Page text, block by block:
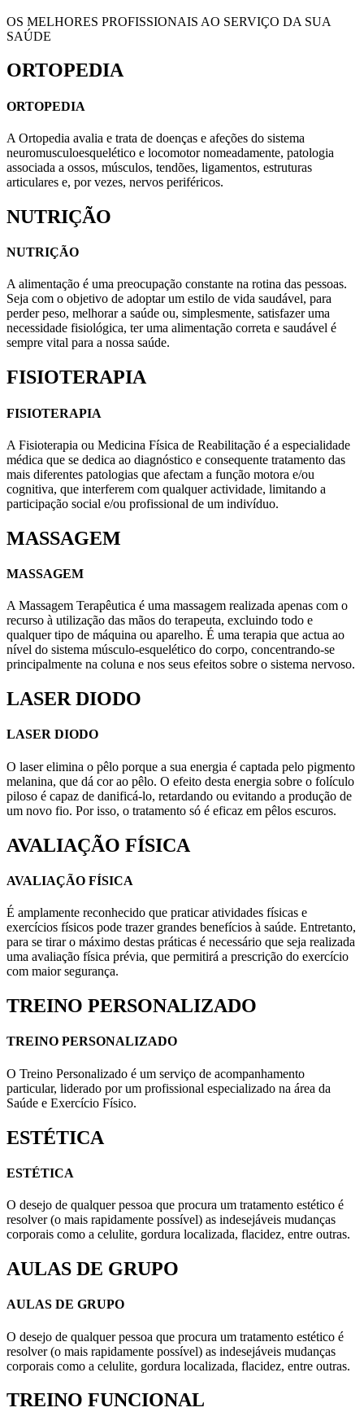
OS MELHORES PROFISSIONAIS AO SERVIÇO DA SUA
SAÚDE
ORTOPEDIA
ORTOPEDIA
A Ortopedia avalia e trata de doenças e afeções do sistema
neuromusculoesquelético e locomotor nomeadamente, patologia
associada a ossos, músculos, tendões, ligamentos, estruturas
articulares e, por vezes, nervos periféricos.
NUTRIÇÃO
NUTRIÇÃO
A alimentação é uma preocupação constante na rotina das pessoas.
Seja com o objetivo de adoptar um estilo de vida saudável, para
perder peso, melhorar a saúde ou, simplesmente, satisfazer uma
necessidade fisiológica, ter uma alimentação correta e saudável é
sempre vital para a nossa saúde.
FISIOTERAPIA
FISIOTERAPIA
A Fisioterapia ou Medicina Física de Reabilitação é a especialidade
médica que se dedica ao diagnóstico e consequente tratamento das
mais diferentes patologias que afectam a função motora e/ou
cognitiva, que interferem com qualquer actividade, limitando a
participação social e/ou profissional de um indivíduo.
MASSAGEM
MASSAGEM
A Massagem Terapêutica é uma massagem realizada apenas com o
recurso à utilização das mãos do terapeuta, excluindo todo e
qualquer tipo de máquina ou aparelho. É uma terapia que actua ao
nível do sistema músculo-esquelético do corpo, concentrando-se
principalmente na coluna e nos seus efeitos sobre o sistema nervoso.
LASER DIODO
LASER DIODO
O laser elimina o pêlo porque a sua energia é captada pelo pigmento
melanina, que dá cor ao pêlo. O efeito desta energia sobre o folículo
piloso é capaz de danificá-lo, retardando ou evitando a produção de
um novo fio. Por isso, o tratamento só é eficaz em pêlos escuros.
AVALIAÇÃO FÍSICA
AVALIAÇÃO FÍSICA
É amplamente reconhecido que praticar atividades físicas e
exercícios físicos pode trazer grandes benefícios à saúde. Entretanto,
para se tirar o máximo destas práticas é necessário que seja realizada
uma avaliação física prévia, que permitirá a prescrição do exercício
com maior segurança.
TREINO PERSONALIZADO
TREINO PERSONALIZADO
O Treino Personalizado é um serviço de acompanhamento
particular, liderado por um profissional especializado na área da
Saúde e Exercício Físico.
ESTÉTICA
ESTÉTICA
O desejo de qualquer pessoa que procura um tratamento estético é
resolver (o mais rapidamente possível) as indesejáveis mudanças
corporais como a celulite, gordura localizada, flacidez, entre outras.
AULAS DE GRUPO
AULAS DE GRUPO
O desejo de qualquer pessoa que procura um tratamento estético é
resolver (o mais rapidamente possível) as indesejáveis mudanças
corporais como a celulite, gordura localizada, flacidez, entre outras.
TREINO FUNCIONAL